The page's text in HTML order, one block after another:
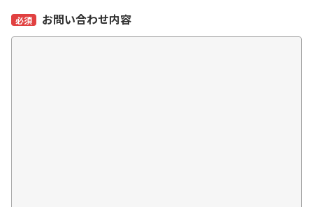
必須 お問い合わせ内容